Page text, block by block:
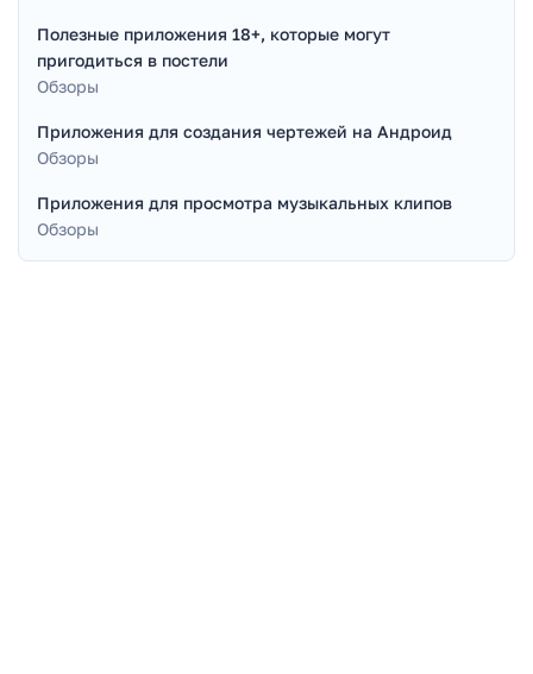
Полезные приложения 18+, которые могут
пригодиться в постели
Обзоры
Приложения для создания чертежей на Андроид
Обзоры
Приложения для просмотра музыкальных клипов
Обзоры